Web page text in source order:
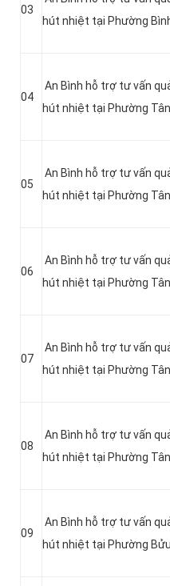
03
hút nhiệt tại Phường
04
An Bình hỗ trợ tư vấn
hút nhiệt tại Phường
05
An Bình hỗ trợ tư vấn
hút nhiệt tại Phường
06
An Bình hỗ trợ tư vấn
hút nhiệt tại Phường
07
An Bình hỗ trợ tư vấn
hút nhiệt tại Phường
08
An Bình hỗ trợ tư vấn
hút nhiệt tại Phường
09
An Bình hỗ trợ tư vấn
hút nhiệt tại Phường